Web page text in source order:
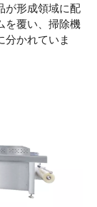
が形成領域に配
を覆い、掃除機
分かれていま